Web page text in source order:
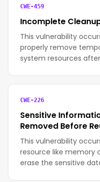
CWE-459
Incomplete
This vulnerability
properly remove
system resources
CWE-226
Sensitive
Removed Before
This vulnerability
resource like memory
erase the sensitive